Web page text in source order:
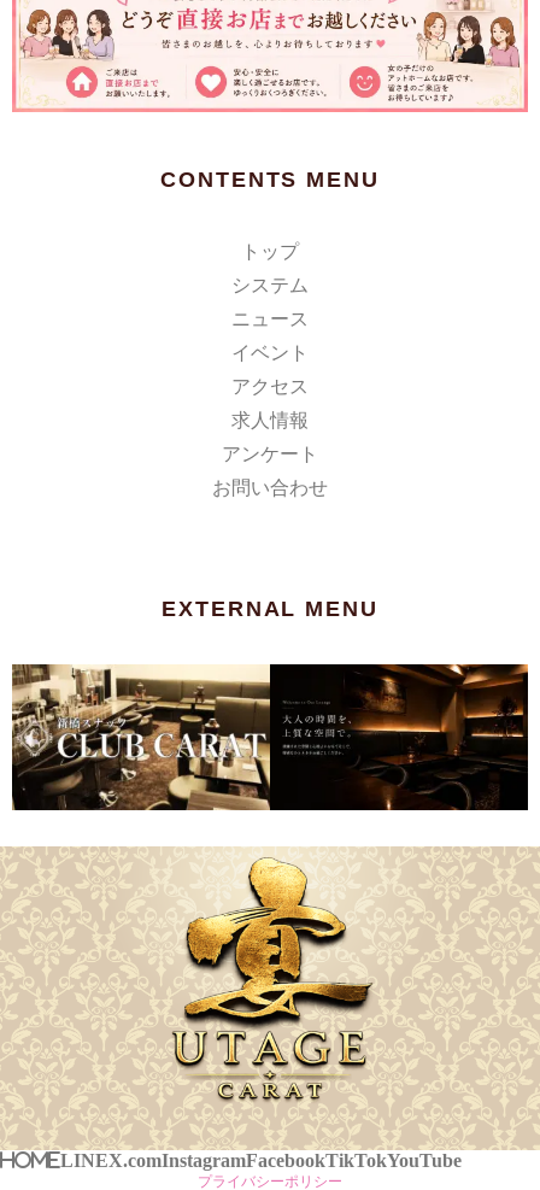
CONTENTS MENU
トップ
システム
ニュース
イベント
アクセス
求人情報
アンケート
お問い合わせ
EXTERNAL MENU
HOMELINEX.comInstagramFacebookTikTokYouTube
プライバシーポリシー